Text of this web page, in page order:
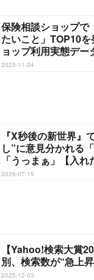
保険相談ショップで
たいこと」TOP10
ョップ利用実態デー
2025-11-24
『X秒後の新世界』
し”に意見分かれる
「うっまぁ」【入れ
2026-07-15
【Yahoo!検索大賞
別、検索数が“急上
2025-12-03